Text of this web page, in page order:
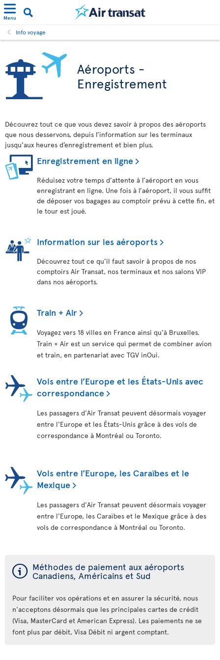
Menu
Info voyage
Aéroports -
Enregistrement
Découvrez tout ce que vous devez savoir à propos des aéroports
que nous desservons, depuis l’information sur les terminaux
jusqu’aux heures d’enregistrement et bien plus.
Enregistrement en ligne
Réduisez votre temps d’attente à l’aéroport en vous
enregistrant en ligne. Une fois à l’aéroport, il vous suffit
de déposer vos bagages au comptoir prévu à cette fin, et
le tour est joué.
Information sur les aéroports
Découvrez tout ce qu’il faut savoir à propos de nos
comptoirs Air Transat, nos terminaux et nos salons VIP
dans nos aéroports.
Train + Air
Voyagez vers 18 villes en France ainsi qu’à Bruxelles.
Train + Air est un service qui permet de combiner avion
et train, en partenariat avec TGV inOui.
Vols entre l’Europe et les États-Unis avec
correspondance
Les passagers d'Air Transat peuvent désormais voyager
entre l'Europe et les États-Unis grâce à des vols de
correspondance à Montréal ou Toronto.
Vols entre l’Europe, les Caraïbes et le
Mexique
Les passagers d'Air Transat peuvent désormais voyager
entre l'Europe, les Caraïbes et le Mexique grâce à des
vols de correspondance à Montréal ou Toronto.
ý Méthodes de paiement aux aéroports
Canadiens, Américains et Sud
Pour faciliter vos opérations et en assurer la sécurité, nous
n'acceptons désormais que les principales cartes de crédit
(Visa, MasterCard et American Express). Les paiements ne se
font plus par débit, Visa Débit ni argent comptant.